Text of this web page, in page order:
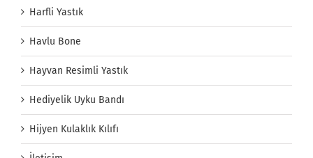
Harfli Yastık
Havlu Bone
Hayvan Resimli Yastık
Hediyelik Uyku Bandı
Hijyen Kulaklık Kılıfı